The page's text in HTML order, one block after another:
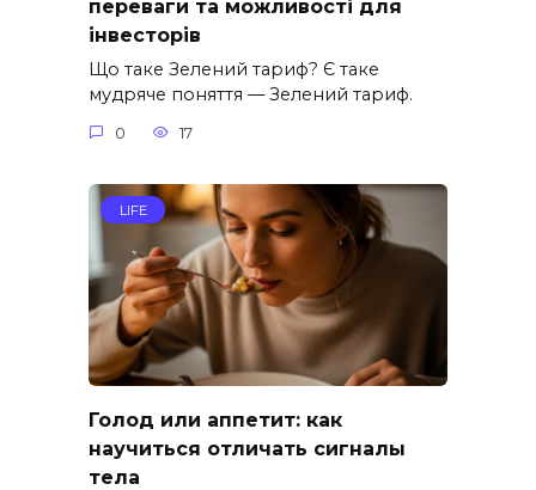
переваги та можливості для
інвесторів
Що таке Зелений тариф? Є таке
мудряче поняття — Зелений тариф.
0 17
LIFE
Голод или аппетит: как
научиться отличать сигналы
тела